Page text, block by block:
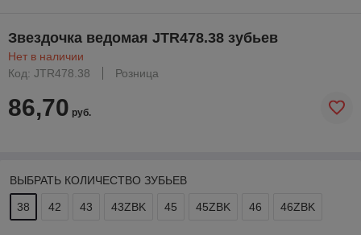
Звездочка ведомая JTR478.38 зубьев
Нет в наличии
Код: JTR478.38
Розница
86,70 руб.
ВЫБРАТЬ КОЛИЧЕСТВО ЗУБЬЕВ
38 42 43 43ZBK 45 45ZBK 46 46ZBK